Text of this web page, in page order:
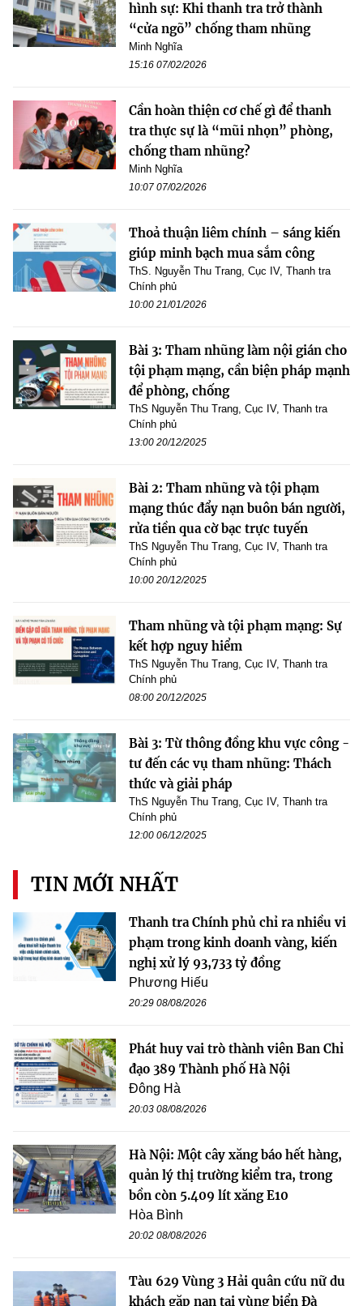
hình sự: Khi thanh tra trở thành
“cửa ngõ” chống tham nhũng
Minh Nghĩa
15:16 07/02/2026
Cần hoàn thiện cơ chế gì để thanh
tra thực sự là “mũi nhọn” phòng,
chống tham nhũng?
Minh Nghĩa
10:07 07/02/2026
Thoả thuận liêm chính – sáng kiến
giúp minh bạch mua sắm công
ThS. Nguyễn Thu Trang, Cục IV, Thanh tra
Chính phủ
10:00 21/01/2026
Bài 3: Tham nhũng làm nội gián cho
tội phạm mạng, cần biện pháp mạnh
để phòng, chống
ThS Nguyễn Thu Trang, Cục IV, Thanh tra
Chính phủ
13:00 20/12/2025
Bài 2: Tham nhũng và tội phạm
mạng thúc đẩy nạn buôn bán người,
rửa tiền qua cờ bạc trực tuyến
ThS Nguyễn Thu Trang, Cục IV, Thanh tra
Chính phủ
10:00 20/12/2025
Tham nhũng và tội phạm mạng: Sự
kết hợp nguy hiểm
ThS Nguyễn Thu Trang, Cục IV, Thanh tra
Chính phủ
08:00 20/12/2025
Bài 3: Từ thông đồng khu vực công -
tư đến các vụ tham nhũng: Thách
thức và giải pháp
ThS Nguyễn Thu Trang, Cục IV, Thanh tra
Chính phủ
12:00 06/12/2025
TIN MỚI NHẤT
Thanh tra Chính phủ chỉ ra nhiều vi
phạm trong kinh doanh vàng, kiến
nghị xử lý 93,733 tỷ đồng
Phương Hiếu
20:29 08/08/2026
Phát huy vai trò thành viên Ban Chỉ
đạo 389 Thành phố Hà Nội
Đông Hà
20:03 08/08/2026
Hà Nội: Một cây xăng báo hết hàng,
quản lý thị trường kiểm tra, trong
bồn còn 5.409 lít xăng E10
Hòa Bình
20:02 08/08/2026
Tàu 629 Vùng 3 Hải quân cứu nữ du
khách gặp nạn tại vùng biển Đà